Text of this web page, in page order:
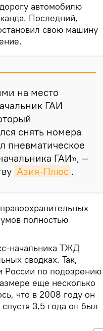
автомобилю
Последний,
свою машину
на место
ГАИ
снять номера
пневматическое
ГАИ», —
Азия-Плюс .
полностью
начальника ТЖД
сводках. Так,
России по подозрению
еще несколько
что в 2008 году он
3,5 года он был